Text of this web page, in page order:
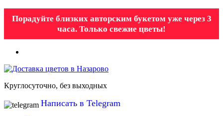
Порадуйте близких авторским букетом уже через 3
часа. Только свежие цветы!
Круглосуточно, без выходных
Написать в Telegram